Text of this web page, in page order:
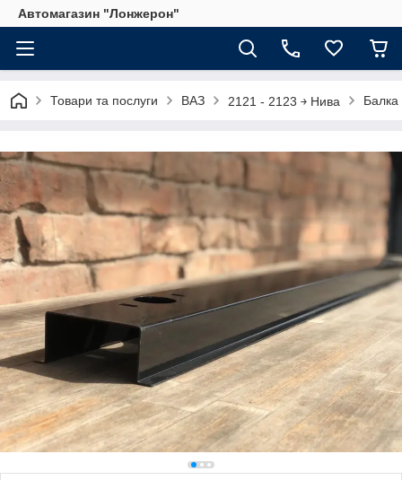
Автомагазин "Лонжерон"
Товари та послуги ВАЗ 2121 - 2123 ￫ Нива